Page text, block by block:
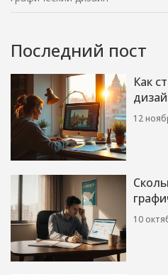
Последний пост
Как
12
10